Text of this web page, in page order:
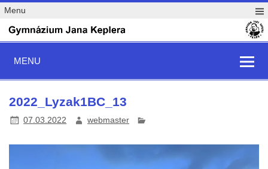
Menu
MENU
2022_Lyzak1BC_13
07.03.2022 webmaster